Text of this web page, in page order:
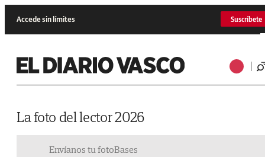
Accede sin límites Suscríbete
La foto del lector 2026
Envíanos tu fotoBases